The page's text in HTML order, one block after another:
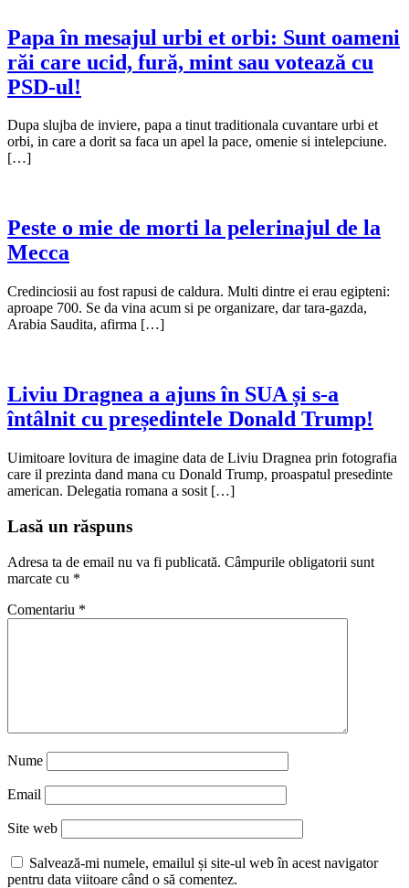
Papa în mesajul urbi et orbi: Sunt oameni
răi care ucid, fură, mint sau votează cu
PSD-ul!
Dupa slujba de inviere, papa a tinut traditionala cuvantare urbi et
orbi, in care a dorit sa faca un apel la pace, omenie si intelepciune.
[…]
Peste o mie de morti la pelerinajul de la
Mecca
Credinciosii au fost rapusi de caldura. Multi dintre ei erau egipteni:
aproape 700. Se da vina acum si pe organizare, dar tara-gazda,
Arabia Saudita, afirma […]
Liviu Dragnea a ajuns în SUA și s-a
întâlnit cu președintele Donald Trump!
Uimitoare lovitura de imagine data de Liviu Dragnea prin fotografia
care il prezinta dand mana cu Donald Trump, proaspatul presedinte
american. Delegatia romana a sosit […]
Lasă un răspuns
Adresa ta de email nu va fi publicată. Câmpurile obligatorii sunt
marcate cu *
Comentariu *
Nume
Email
Site web
Salvează-mi numele, emailul și site-ul web în acest navigator
pentru data viitoare când o să comentez.